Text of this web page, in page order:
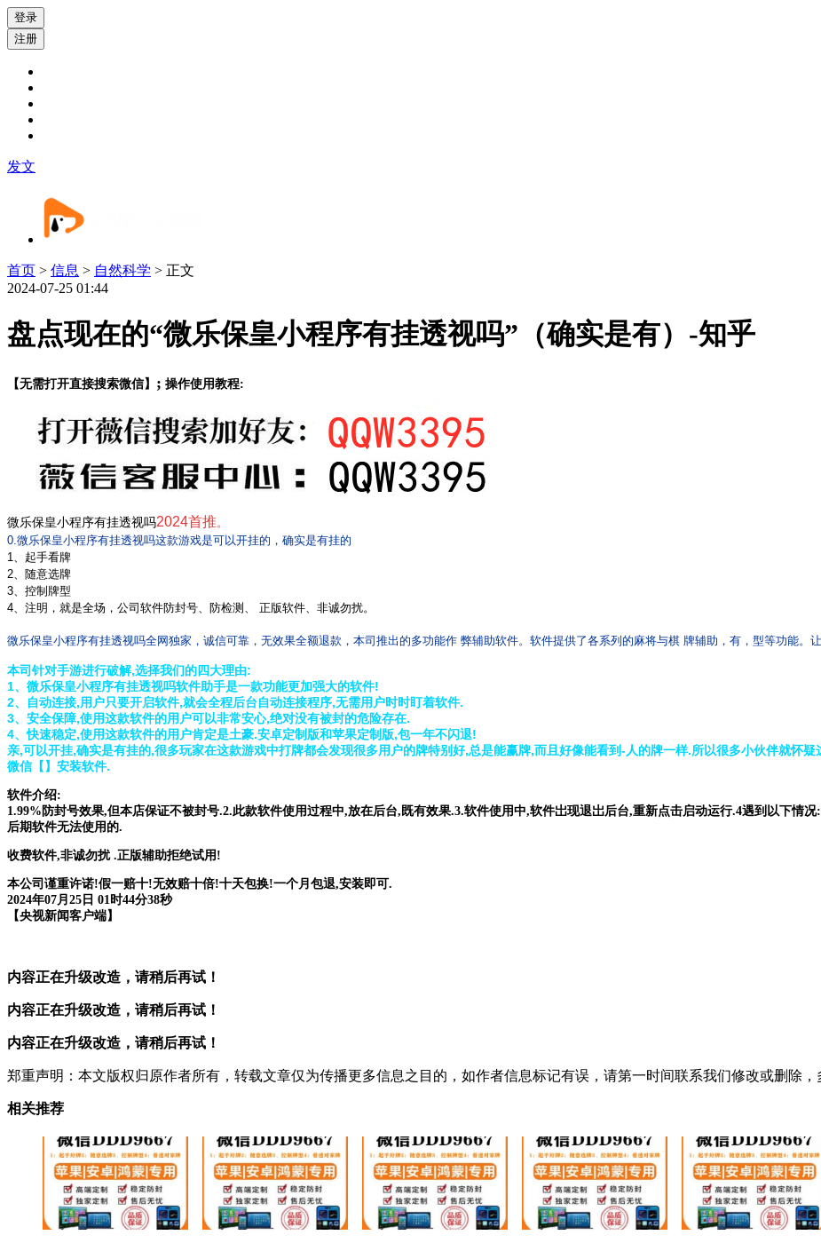
登录
注册
发文
首页 > 信息 > 自然科学 > 正文
2024-07-25 01:44
盘点现在的“微乐保皇小程序有挂透视吗”（确实是有）-知乎
【无需打开直接搜索微信】 ; 操作使用教程:
微乐保皇小程序有挂透视吗2024首推 。
0.微乐保皇小程序有挂透视吗这款游戏是可以开挂的，确实是有挂的
1、起手看牌
2、随意选牌
3、控制牌型
4、注明，就是全场，公司软件防封号、防检测、 正版软件、非诚勿扰。
微乐保皇小程序有挂透视吗全网独家，诚信可靠，无效果全额退款，本司推出的多功能作 弊辅助软件。软件提供了各系列的麻将与棋 牌辅助，有，型等功能。
本司针对手游进行破解,选择我们的四大理由:
1、微乐保皇小程序有挂透视吗软件助手是一款功能更加强大的软件!
2、自动连接,用户只要开启软件,就会全程后台自动连接程序,无需用户时时盯着软件.
3、安全保障,使用这款软件的用户可以非常安心,绝对没有被封的危险存在.
4、快速稳定,使用这款软件的用户肯定是土豪.安卓定制版和苹果定制版,包一年不闪退!
亲,可以开挂,确实是有挂的,很多玩家在这款游戏中打牌都会发现很多用户的牌特别好,总是能赢牌,而且好像能看到-人的牌一样.所以很多小伙伴就怀
微信【】安装软件.
软件介绍:
1.99%防封号效果,但本店保证不被封号.2.此款软件使用过程中,放在后台,既有效果.3.软件使用中,软件岀现退岀后台,重新点击启动运行.4遇到以下情
后期软件无法使用的.
收费软件,非诚勿扰 .正版辅助拒绝试用!
本公司谨重许诺!假一赔十!无效赔十倍!十天包换!一个月包退,安装即可.
2024年07月25日 01时44分38秒
【央视新闻客户端】
内容正在升级改造，请稍后再试！
内容正在升级改造，请稍后再试！
内容正在升级改造，请稍后再试！
郑重声明：本文版权归原作者所有，转载文章仅为传播更多信息之目的，如作者信息标记有误，请第一时间联系我们修改或删除，
相关推荐